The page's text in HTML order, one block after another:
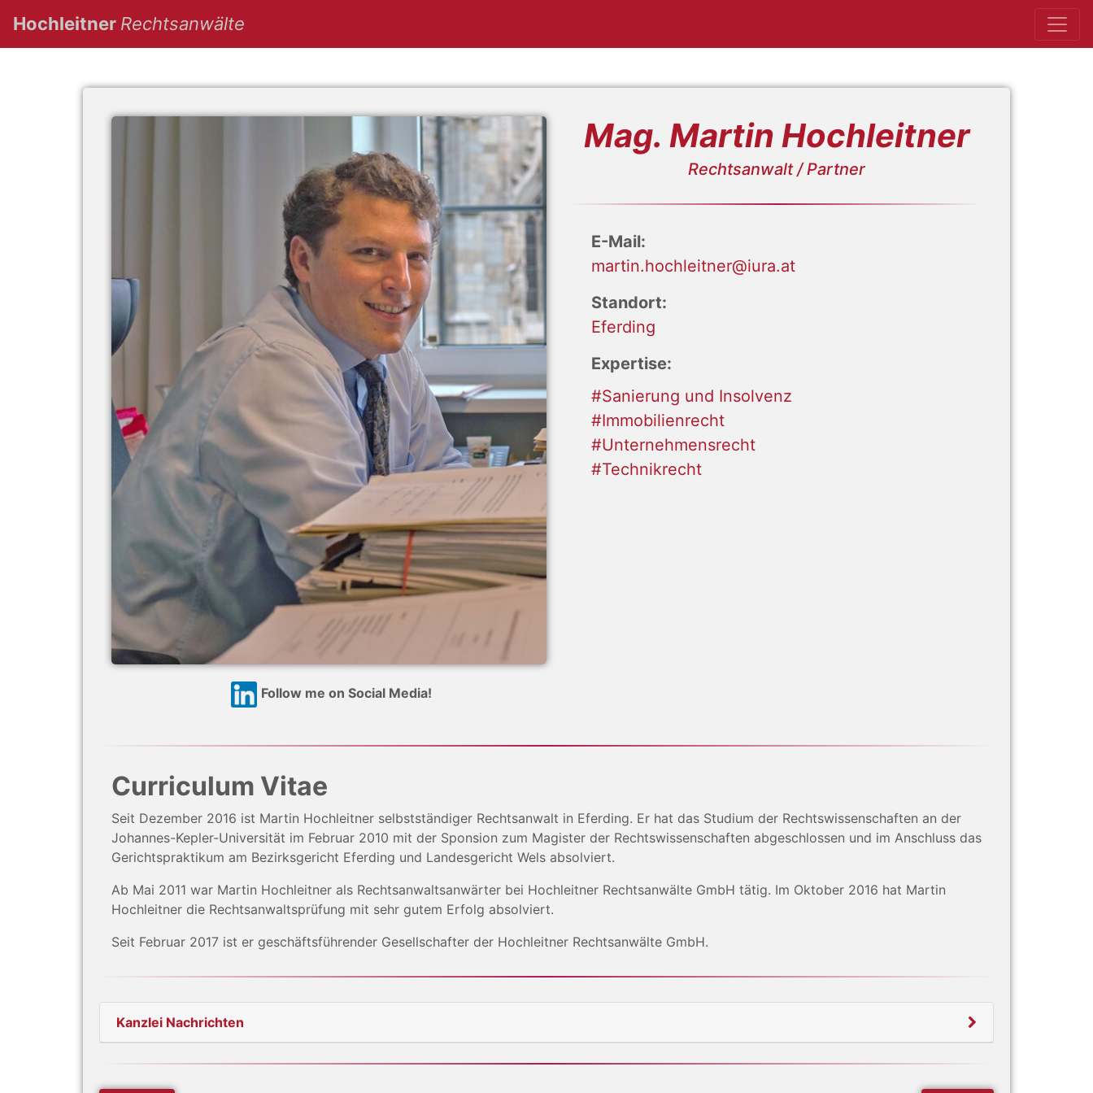
Hochleitner Rechtsanwälte
Follow me on Social Media!
Mag. Martin Hochleitner
Rechtsanwalt / Partner
E-Mail:
martin.hochleitner@iura.at
Standort:
Eferding
Expertise:
#Sanierung und Insolvenz
#Immobilienrecht
#Unternehmensrecht
#Technikrecht
Curriculum Vitae
Seit Dezember 2016 ist Martin Hochleitner selbstständiger Rechtsanwalt in Eferding. Er hat das Studium der Rechtswissenschaften an der
Johannes-Kepler-Universität im Februar 2010 mit der Sponsion zum Magister der Rechtswissenschaften abgeschlossen und im Anschluss das
Gerichtspraktikum am Bezirksgericht Eferding und Landesgericht Wels absolviert.
Ab Mai 2011 war Martin Hochleitner als Rechtsanwaltsanwärter bei Hochleitner Rechtsanwälte GmbH tätig. Im Oktober 2016 hat Martin
Hochleitner die Rechtsanwaltsprüfung mit sehr gutem Erfolg absolviert.
Seit Februar 2017 ist er geschäftsführender Gesellschafter der Hochleitner Rechtsanwälte GmbH.
Kanzlei Nachrichten